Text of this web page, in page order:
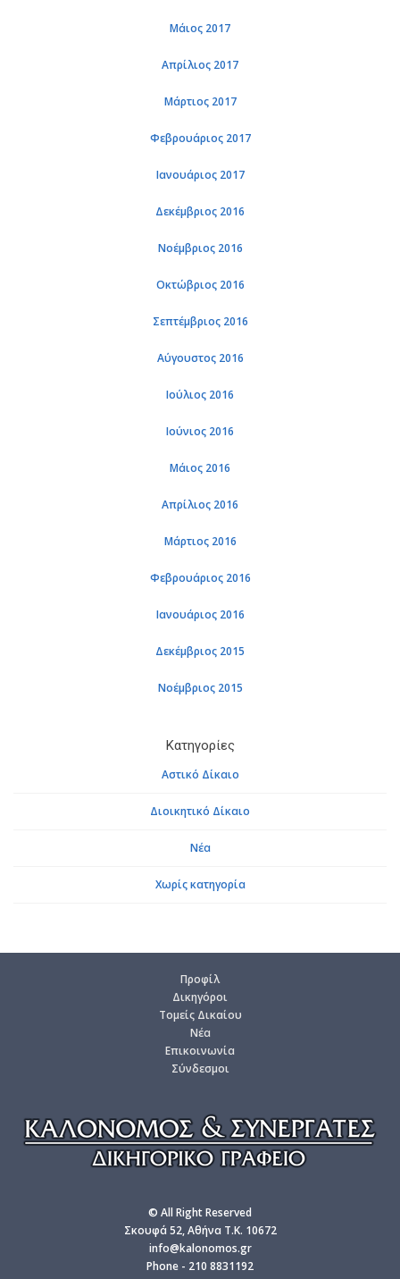
Μάιος 2017
Απρίλιος 2017
Μάρτιος 2017
Φεβρουάριος 2017
Ιανουάριος 2017
Δεκέμβριος 2016
Νοέμβριος 2016
Οκτώβριος 2016
Σεπτέμβριος 2016
Αύγουστος 2016
Ιούλιος 2016
Ιούνιος 2016
Μάιος 2016
Απρίλιος 2016
Μάρτιος 2016
Φεβρουάριος 2016
Ιανουάριος 2016
Δεκέμβριος 2015
Νοέμβριος 2015
Κατηγορίες
Αστικό Δίκαιο
Διοικητικό Δίκαιο
Νέα
Χωρίς κατηγορία
Προ­φίλ
Δι­κη­γό­ροι
Το­μείς Δι­καί­ου
Νέα
Επι­κοι­νω­νία
Σύν­δε­σμοι
© All Right Reserved
Σκουφά 52, Αθήνα T.K. 10672
info@kalonomos.gr
Phone - 210 8831192